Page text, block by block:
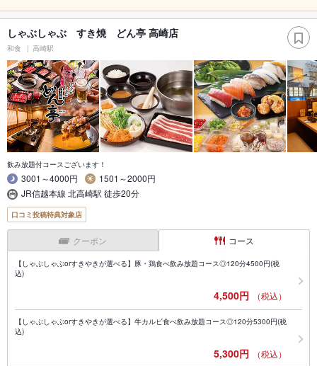
しゃぶしゃぶ すき焼 どん亭 高崎店
和食 高崎駅
飲み放題付コースございます！
3001～4000円
1501～2000円
JR信越本線 北高崎駅 徒歩20分
口コミ投稿特典対象店
クーポン コース
【しゃぶしゃぶorすきやきが選べる】豚・鶏食べ飲み放題コース◎120分4500円(税
込)
4,500円 （税込）
【しゃぶしゃぶorすきやきが選べる】牛カルビ食べ飲み放題コース◎120分5300円(税
込)
5,300円 （税込）